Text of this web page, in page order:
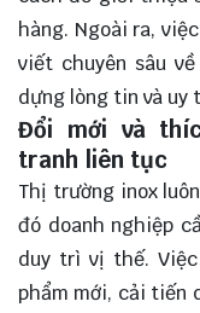
hàng. Ngoài ra,
viết chuyên sâu
dựng lòng tin và uy
Đổi mới và
tranh liên tục
Thị trường inox
đó doanh nghiệp
duy trì vị thế.
phẩm mới, cải tiến